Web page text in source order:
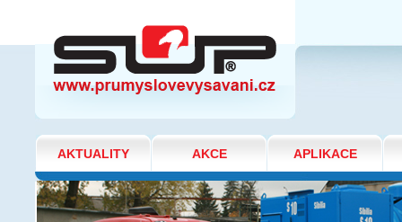
APLIKACE
AKCE
AKTUALITY